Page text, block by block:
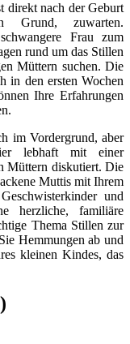
direkt nach der Geburt
zuwarten.
Frau zum
rund um das Stillen
Müttern suchen. Die
in den ersten Wochen
Ihre Erfahrungen
im Vordergrund, aber
lebhaft mit einer
Müttern diskutiert. Die
Muttis mit Ihrem
und
herzliche, familiäre
Thema Stillen zur
Hemmungen ab und
kleinen Kindes, das